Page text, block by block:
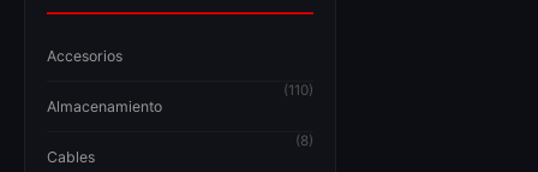
Accesorios
(110)
Almacenamiento
(8)
Cables